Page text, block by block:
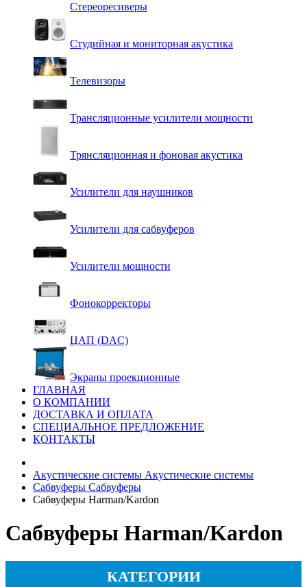
Стереоресиверы
Студийная и мониторная акустика
Телевизоры
Трансляционные усилители мощности
Трянсляционная и фоновая акустика
Усилители для наушников
Усилители для сабвуферов
Усилители мощности
Фонокорректоры
ЦАП (DAC)
Экраны проекционные
ГЛАВНАЯ
О КОМПАНИИ
ДОСТАВКА И ОПЛАТА
СПЕЦИАЛЬНОЕ ПРЕДЛОЖЕНИЕ
КОНТАКТЫ
Акустические системы Акустические системы
Сабвуферы Сабвуферы
Сабвуферы Harman/Kardon
Сабвуферы Harman/Kardon
КАТЕГОРИИ